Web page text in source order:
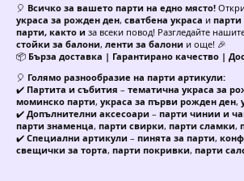
🎈 Всичко за вашето парти на едно място!
украса за рожден ден, сватбена украса и
парти, както и за всеки повод! Разгледайте
стойки за балони, ленти за балони и още! 🎉
📦 Бърза доставка | Гарантирано качество |
🎈 Голямо разнообразие на парти артикули:
✔️ Партита и събития – тематична украса за
моминско парти, украса за първи рожден ден,
✔️ Допълнителни аксесоари – парти чинии и
парти знаменца, парти свирки, парти сламки,
✔️ Специални артикули – пинята за парти,
свещички за торта, парти покривки, парти